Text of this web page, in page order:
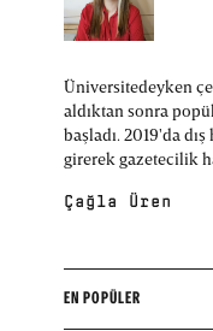
Üniversitedeyken
aldıktan sonra
başladı. 2019'da
girerek gazetecilik
noktası oldu.
Çağla Üren
EN POPÜLER